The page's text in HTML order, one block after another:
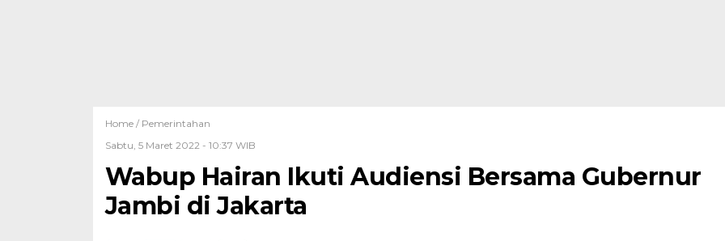
Home / Pemerintahan
Sabtu, 5 Maret 2022 - 10:37 WIB
Wabup Hairan Ikuti Audiensi Bersama Gubernur
Jambi di Jakarta